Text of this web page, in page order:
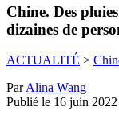
Chine. Des
dizaines de
ACTUALITÉ >
ParAlina Wang
Publié le 16 juin 2022